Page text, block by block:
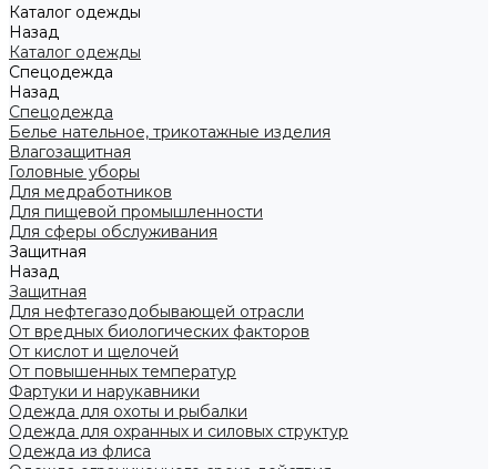
Каталог одежды
Назад
Каталог одежды
Спецодежда
Назад
Спецодежда
Белье нательное, трикотажные изделия
Влагозащитная
Головные уборы
Для медработников
Для пищевой промышленности
Для сферы обслуживания
Защитная
Назад
Защитная
Для нефтегазодобывающей отрасли
От вредных биологических факторов
От кислот и щелочей
От повышенных температур
Фартуки и нарукавники
Одежда для охоты и рыбалки
Одежда для охранных и силовых структур
Одежда из флиса